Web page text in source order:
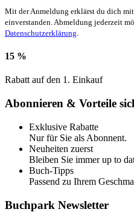
Mit der Anmeldung erklärst du dich
einverstanden. Abmeldung jederzeit
Datenschutzerklärung
15 %
Rabatt auf den 1. Einkauf
Abonnieren & Vorteile
Exklusive Rabatte
Nur für Sie als Abonnent.
Neuheiten zuerst
Bleiben Sie immer up to
Buch-Tipps
Passend zu Ihrem
Buchpark Newsletter